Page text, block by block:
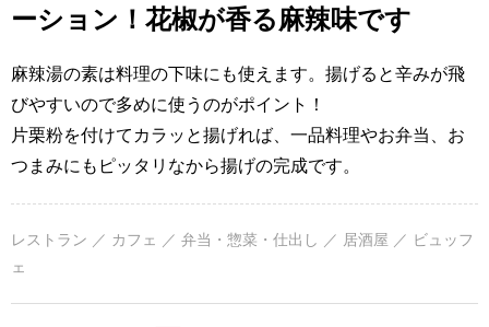
ーション！花椒が香る麻辣味です
麻辣湯の素は料理の下味にも使えます。揚げると辛みが飛
びやすいので多めに使うのがポイント！
片栗粉を付けてカラッと揚げれば、一品料理やお弁当、お
つまみにもピッタリなから揚げの完成です。
レストラン ／ カフェ ／ 弁当・惣菜・仕出し ／ 居酒屋 ／ ビュッフ
ェ